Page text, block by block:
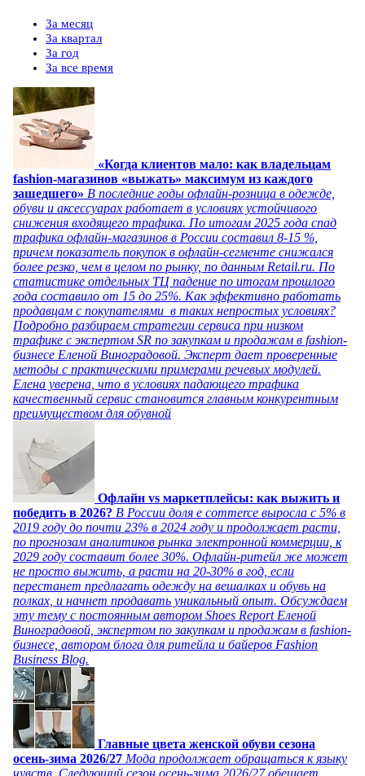
За месяц
За квартал
За год
За все время
«Когда клиентов мало: как владельцам
fashion-магазинов «выжать» максимум из каждого
зашедшего» В последние годы офлайн-розница в одежде,
обуви и аксессуарах работает в условиях устойчивого
снижения входящего трафика. По итогам 2025 года спад
трафика офлайн-магазинов в России составил 8-15 %,
причем показатель покупок в офлайн-сегменте снижался
более резко, чем в целом по рынку, по данным Retail.ru. По
статистике отдельных ТЦ падение по итогам прошлого
года составило от 15 до 25%. Как эффективно работать
продавцам с покупателями в таких непростых условиях?
Подробно разбираем стратегии сервиса при низком
трафике с экспертом SR по закупкам и продажам в fashion-
бизнесе Еленой Виноградовой. Эксперт дает проверенные
методы с практическими примерами речевых модулей.
Елена уверена, что в условиях падающего трафика
качественный сервис становится главным конкурентным
преимуществом для обувной
Офлайн vs маркетплейсы: как выжить и
победить в 2026? В России доля e commerce выросла с 5% в
2019 году до почти 23% в 2024 году и продолжает расти,
по прогнозам аналитиков рынка электронной коммерции, к
2029 году составит более 30%. Офлайн-ритейл же может
не просто выжить, а расти на 20-30% в год, если
перестанет предлагать одежду на вешалках и обувь на
полках, и начнет продавать уникальный опыт. Обсуждаем
эту тему с постоянным автором Shoes Report Еленой
Виноградовой, экспертом по закупкам и продажам в fashion-
бизнесе, автором блога для ритейла и байеров Fashion
Business Blog.
Главные цвета женской обуви сезона
осень-зима 2026/27 Мода продолжает обращаться к языку
чувств. Следующий сезон осень-зима 2026/27 обещает